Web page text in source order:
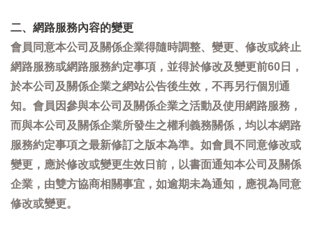
二、網路服務內容的變更
會員同意本公司及關係企業得隨時調整、變更、修改或終止
網路服務或網路服務約定事項，並得於修改及變更前60日，
於本公司及關係企業之網站公告後生效，不再另行個別通
知。會員因參與本公司及關係企業之活動及使用網路服務，
而與本公司及關係企業所發生之權利義務關係，均以本網路
服務約定事項之最新修訂之版本為準。如會員不同意修改或
變更，應於修改或變更生效日前，以書面通知本公司及關係
企業，由雙方協商相關事宜，如逾期未為通知，應視為同意
修改或變更。